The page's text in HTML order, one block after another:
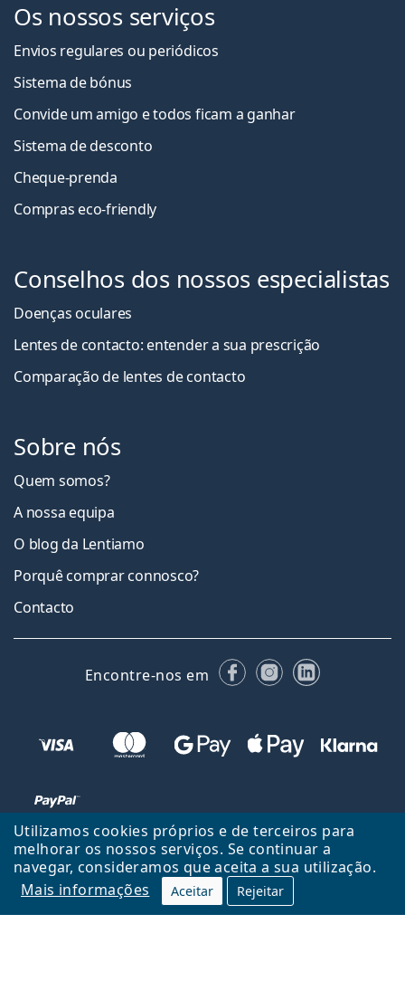
Utilizamos cookies próprios e de terceiros para
melhorar os nossos serviços. Se continuar a
navegar, consideramos que aceita a sua utilização.
Mais informações
Aceitar Rejeitar
Os nossos serviços
Envios regulares ou periódicos
Sistema de bónus
Convide um amigo e todos ficam a ganhar
Sistema de desconto
Cheque-prenda
Compras eco-friendly
Conselhos dos nossos especialistas
Doenças oculares
Lentes de contacto: entender a sua prescrição
Comparação de lentes de contacto
Sobre nós
Quem somos?
A nossa equipa
O blog da Lentiamo
Porquê comprar connosco?
Contacto
Encontre-nos em FacebookInstagram
LinkedIn
Voltar ao início
Cima
Lentiamo.pt é propriedade e operado por Lentiamo s.r.o., República
Checa
Consigo durante 18 anos.